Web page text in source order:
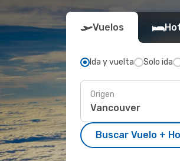
Vuelos
Ida y vuelta Solo ida
Origen
Buscar Vuelo +